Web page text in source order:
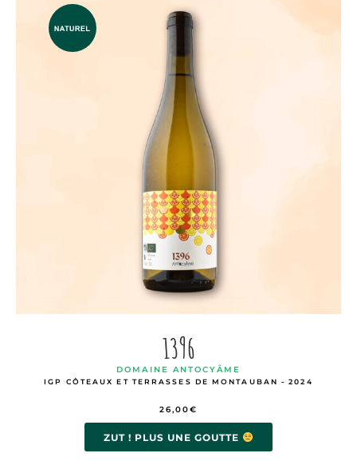
1396
DOMAINE ANTOCYÂME
IGP CÔTEAUX ET TERRASSES DE MONTAUBAN - 2024
26,00€
ZUT ! PLUS UNE GOUTTE